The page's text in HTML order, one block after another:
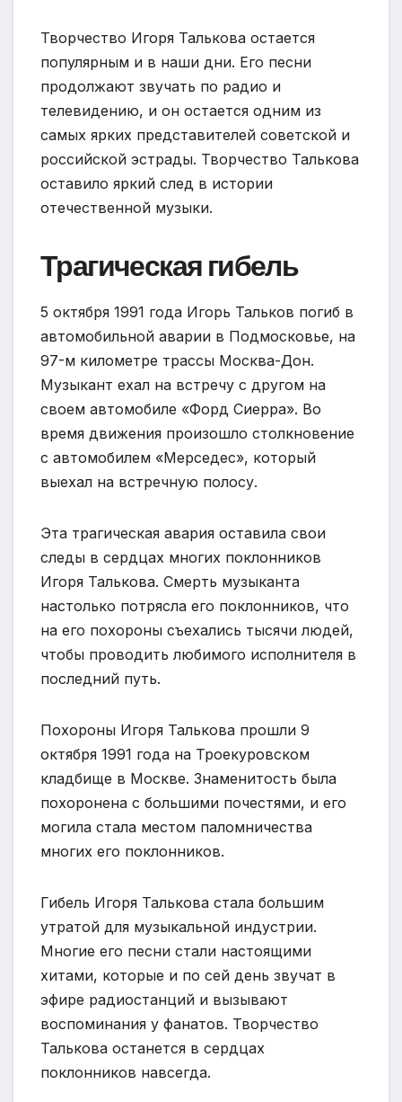
Творчество Игоря Талькова остается
популярным и в наши дни. Его песни
продолжают звучать по радио и
телевидению, и он остается одним из
самых ярких представителей советской и
российской эстрады. Творчество Талькова
оставило яркий след в истории
отечественной музыки.
Трагическая гибель
5 октября 1991 года Игорь Тальков погиб в
автомобильной аварии в Подмосковье, на
97-м километре трассы Москва-Дон.
Музыкант ехал на встречу с другом на
своем автомобиле «Форд Сиерра». Во
время движения произошло столкновение
с автомобилем «Мерседес», который
выехал на встречную полосу.
Эта трагическая авария оставила свои
следы в сердцах многих поклонников
Игоря Талькова. Смерть музыканта
настолько потрясла его поклонников, что
на его похороны съехались тысячи людей,
чтобы проводить любимого исполнителя в
последний путь.
Похороны Игоря Талькова прошли 9
октября 1991 года на Троекуровском
кладбище в Москве. Знаменитость была
похоронена с большими почестями, и его
могила стала местом паломничества
многих его поклонников.
Гибель Игоря Талькова стала большим
утратой для музыкальной индустрии.
Многие его песни стали настоящими
хитами, которые и по сей день звучат в
эфире радиостанций и вызывают
воспоминания у фанатов. Творчество
Талькова останется в сердцах
поклонников навсегда.